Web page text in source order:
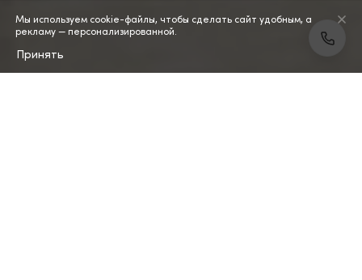
Мы используем cookie-файлы, чтобы сделать сайт удобным, а
рекламу — персонализированной.
Принять